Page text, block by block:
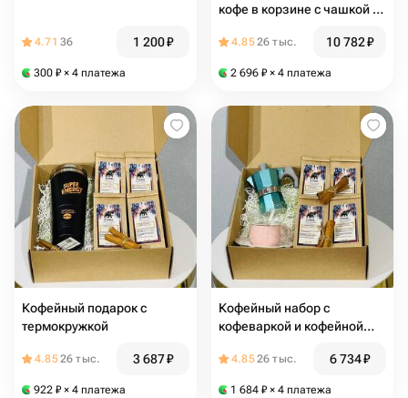
4.71 36 1 200₽
300 ₽ × 4 платежа
кофе в корзине с чашкой и
4.8526 тыс. 10 782₽
2 696 ₽ × 4 платежа
Кофейный подарок с
термокружкой
4.8526 тыс. 3 687₽
922 ₽ × 4 платежа
Кофейный набор с
кофеваркой и кофейной
4.8526 тыс. 6 734₽
1 684 ₽ × 4 платежа